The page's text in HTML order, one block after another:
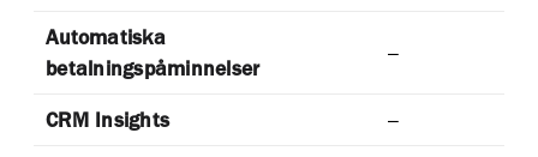
Automatiska
betalningspåminnelser
–
CRM Insights –